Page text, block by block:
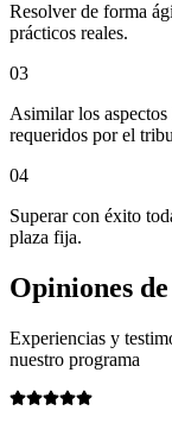
Resolver de forma
prácticos reales.
03
Asimilar los
requeridos por el
04
Superar con éxito
plaza fija.
Opiniones de
Experiencias y
nuestro programa